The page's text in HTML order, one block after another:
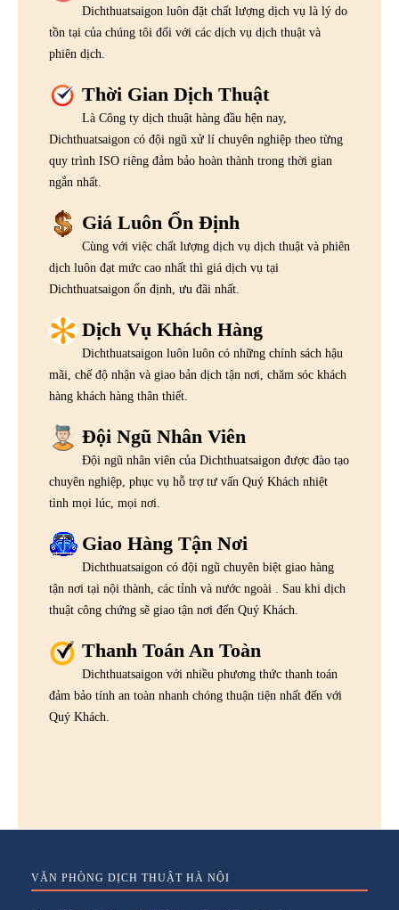
Dichthuatsaigon luôn đặt chất lượng dịch vụ là lý do
tồn tại của chúng tôi đối với các dịch vụ dịch thuật và
phiên dịch.
Thời Gian Dịch Thuật
Là Công ty dịch thuật hàng đầu hện nay,
Dichthuatsaigon có đội ngũ xử lí chuyên nghiệp theo từng
quy trình ISO riêng đảm bảo hoàn thành trong thời gian
ngắn nhất.
Giá Luôn Ổn Định
Cùng với việc chất lượng dịch vụ dịch thuật và phiên
dịch luôn đạt mức cao nhất thì giá dịch vụ tại
Dichthuatsaigon ổn định, ưu đãi nhất.
Dịch Vụ Khách Hàng
Dichthuatsaigon luôn luôn có những chính sách hậu
mãi, chế độ nhận và giao bản dịch tận nơi, chăm sóc khách
hàng khách hàng thân thiết.
Đội Ngũ Nhân Viên
Đội ngũ nhân viên của Dichthuatsaigon được đào tạo
chuyên nghiệp, phục vụ hỗ trợ tư vấn Quý Khách nhiệt
tình mọi lúc, mọi nơi.
Giao Hàng Tận Nơi
Dichthuatsaigon có đội ngũ chuyên biệt giao hàng
tận nơi tại nội thành, các tỉnh và nước ngoài . Sau khi dịch
thuật công chứng sẽ giao tận nơi đến Quý Khách.
Thanh Toán An Toàn
Dichthuatsaigon với nhiều phương thức thanh toán
đảm bảo tính an toàn nhanh chóng thuận tiện nhất đến với
Quý Khách.
VĂN PHÒNG DỊCH THUẬT HÀ NỘI